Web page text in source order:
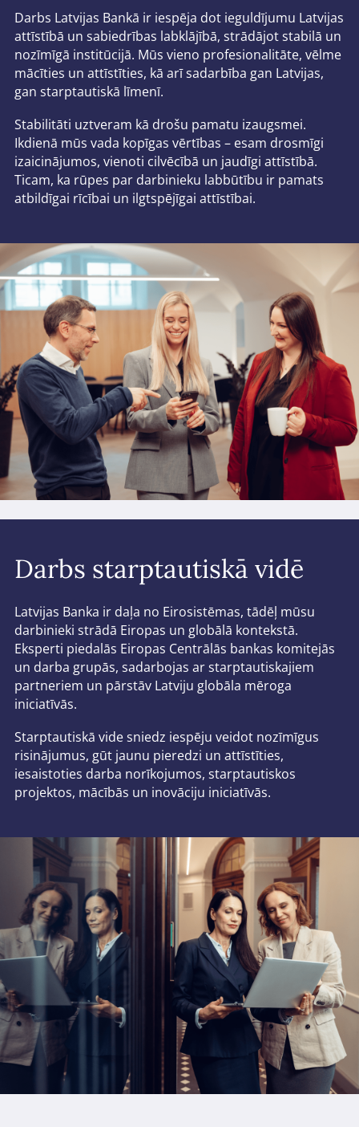
Darbs Latvijas Bankā ir iespēja dot ieguldījumu Latvijas
attīstībā un sabiedrības labklājībā, strādājot stabilā un
nozīmīgā institūcijā. Mūs vieno profesionalitāte, vēlme
mācīties un attīstīties, kā arī sadarbība gan Latvijas,
gan starptautiskā līmenī.
Stabilitāti uztveram kā drošu pamatu izaugsmei.
Ikdienā mūs vada kopīgas vērtības – esam drosmīgi
izaicinājumos, vienoti cilvēcībā un jaudīgi attīstībā.
Ticam, ka rūpes par darbinieku labbūtību ir pamats
atbildīgai rīcībai un ilgtspējīgai attīstībai.
Darbs starptautiskā vidē
Latvijas Banka ir daļa no Eirosistēmas, tādēļ mūsu
darbinieki strādā Eiropas un globālā kontekstā.
Eksperti piedalās Eiropas Centrālās bankas komitejās
un darba grupās, sadarbojas ar starptautiskajiem
partneriem un pārstāv Latviju globāla mēroga
iniciatīvās.
Starptautiskā vide sniedz iespēju veidot nozīmīgus
risinājumus, gūt jaunu pieredzi un attīstīties,
iesaistoties darba norīkojumos, starptautiskos
projektos, mācībās un inovāciju iniciatīvās.